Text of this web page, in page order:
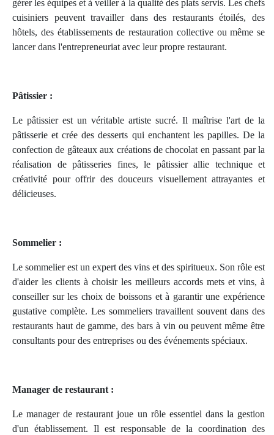
gérer les équipes et à veiller à la qualité des plats servis. Les chefs
cuisiniers peuvent travailler dans des restaurants étoilés, des
hôtels, des établissements de restauration collective ou même se
lancer dans l'entrepreneuriat avec leur propre restaurant.
Pâtissier :
Le pâtissier est un véritable artiste sucré. Il maîtrise l'art de la
pâtisserie et crée des desserts qui enchantent les papilles. De la
confection de gâteaux aux créations de chocolat en passant par la
réalisation de pâtisseries fines, le pâtissier allie technique et
créativité pour offrir des douceurs visuellement attrayantes et
délicieuses.
Sommelier :
Le sommelier est un expert des vins et des spiritueux. Son rôle est
d'aider les clients à choisir les meilleurs accords mets et vins, à
conseiller sur les choix de boissons et à garantir une expérience
gustative complète. Les sommeliers travaillent souvent dans des
restaurants haut de gamme, des bars à vin ou peuvent même être
consultants pour des entreprises ou des événements spéciaux.
Manager de restaurant :
Le manager de restaurant joue un rôle essentiel dans la gestion
d'un établissement. Il est responsable de la coordination des